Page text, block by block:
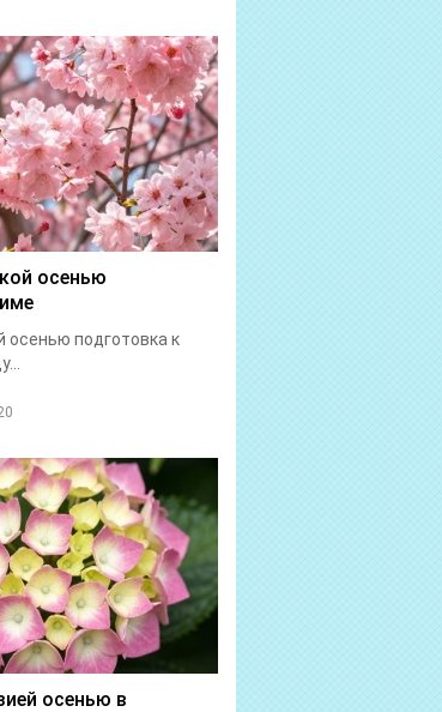
осенью
осенью подготовка к
осенью в